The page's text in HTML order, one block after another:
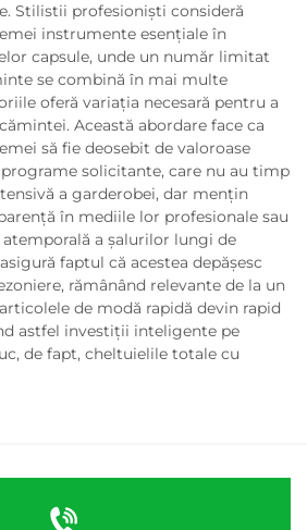
Stilistii profesioniști consideră
instrumente esențiale în
capsule, unde un număr limitat
se combină în mai multe
oferă variația necesară pentru a
Această abordare face ca
să fie deosebit de valoroase
solicitante, care nu au timp
a garderobei, dar mențin
în mediile lor profesionale sau
a șalurilor lungi de
faptul că acestea depășesc
rămânând relevante de la un
de modă rapidă devin rapid
astfel investiții inteligente pe
de fapt, cheltuielile totale cu